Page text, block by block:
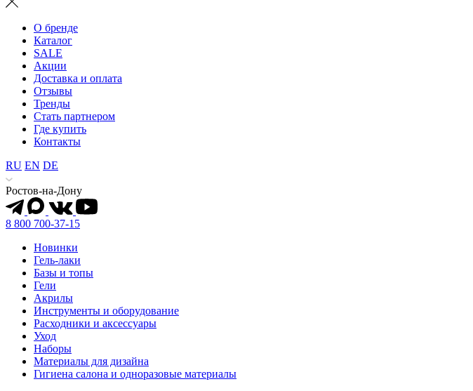
О бренде
Каталог
SALE
Акции
Доставка и оплата
Отзывы
Тренды
Стать партнером
Где купить
Контакты
RU EN DE
Ростов-на-Дону
8 800 700-37-15
Новинки
Гель-лаки
Базы и топы
Гели
Акрилы
Инструменты и оборудование
Расходники и аксессуары
Уход
Наборы
Материалы для дизайна
Гигиена салона и одноразовые материалы